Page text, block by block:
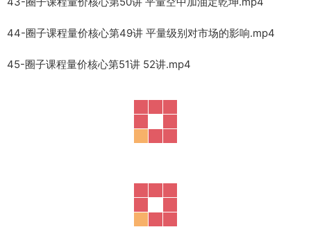
44-圈子课程量价核心第49讲 平量级别对市场的影响.mp4
45-圈子课程量价核心第51讲 52讲.mp4